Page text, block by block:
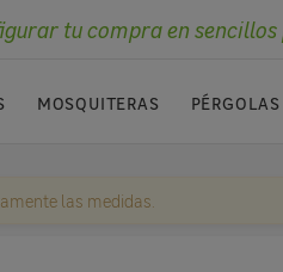
tu compra en sencillos
MOSQUITERAS
las medidas.